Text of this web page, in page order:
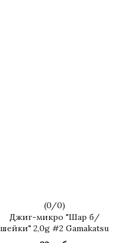
(0/0)
Джиг-микро "Шар б/
шейки" 2,0g #2 Gamakatsu